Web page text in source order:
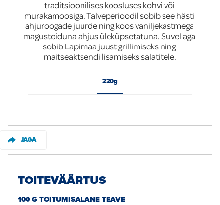
Global
traditsioonilises koosluses kohvi või
murakamoosiga. Talveperioodil sobib see hästi
ahjuroogade juurde ning koos vaniljekastmega
magustoiduna ahjus üleküpsetatuna. Suvel aga
sobib Lapimaa juust grillimiseks ning
maitseaktsendi lisamiseks salatitele.
220g
JAGA
TOITEVÄÄRTUS
100 G TOITUMISALANE TEAVE